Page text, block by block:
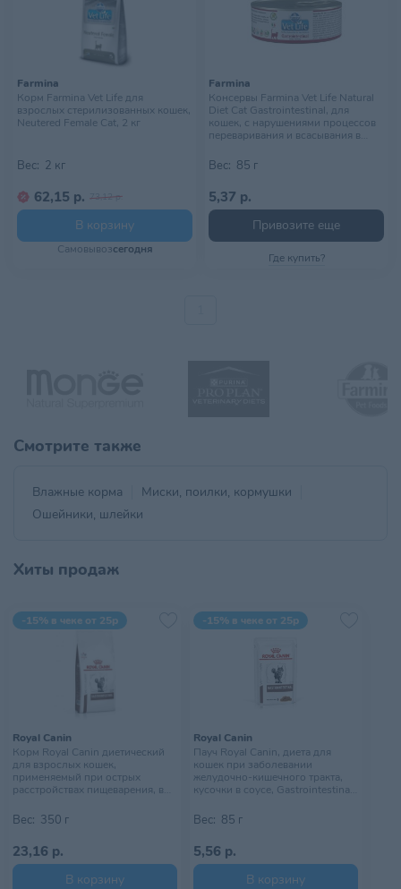
Farmina
Корм Farmina Vet Life для
взрослых стерилизованных кошек,
Neutered Female Cat, 2 кг
Вес: 2 кг
62,15 р. 73,12 р.
В корзину
Самовывозсегодня
Farmina
Консервы Farmina Vet Life Natural
Diet Cat Gastrointestinal, для
кошек, с нарушениями процессов
переваривания и всасывания в
Вес: 85 г
5,37 р.
Привозите еще
Где купить?
Смотрите также
Влажные корма
Миски, поилки, кормушки
Ошейники, шлейки
Хиты продаж
-15% в чеке от 25р
Royal Canin
Корм Royal Canin диетический
для взрослых кошек,
применяемый при острых
расстройствах пищеварения, в
при истощении. Ветеринарная
диета, Gastrointestinal, 350 г
Вес: 350 г
23,16 р.
В корзину
-15% в чеке от 25р
Royal Canin
Пауч Royal Canin, диета для
кошек при заболевании
желудочно-кишечного тракта,
кусочки в соусе, Gastrointestinal,
Вес: 85 г
5,56 р.
В корзину